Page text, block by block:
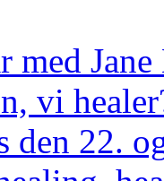
med
vi
den 22.